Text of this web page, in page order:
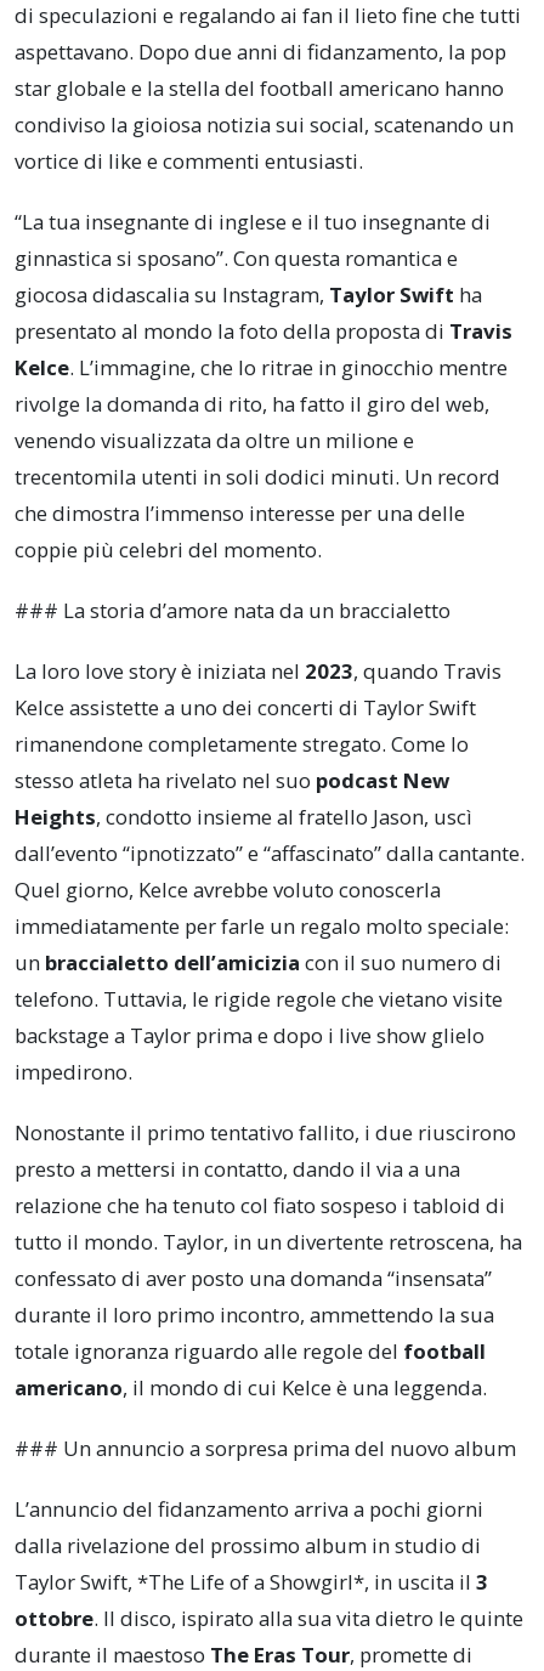
di speculazioni e regalando ai fan il lieto fine che tutti
aspettavano. Dopo due anni di fidanzamento, la pop
star globale e la stella del football americano hanno
condiviso la gioiosa notizia sui social, scatenando un
vortice di like e commenti entusiasti.
“La tua insegnante di inglese e il tuo insegnante di
ginnastica si sposano”. Con questa romantica e
giocosa didascalia su Instagram, Taylor Swift ha
presentato al mondo la foto della proposta di Travis
Kelce. L’immagine, che lo ritrae in ginocchio mentre
rivolge la domanda di rito, ha fatto il giro del web,
venendo visualizzata da oltre un milione e
trecentomila utenti in soli dodici minuti. Un record
che dimostra l’immenso interesse per una delle
coppie più celebri del momento.
### La storia d’amore nata da un braccialetto
La loro love story è iniziata nel 2023, quando Travis
Kelce assistette a uno dei concerti di Taylor Swift
rimanendone completamente stregato. Come lo
stesso atleta ha rivelato nel suo podcast New
Heights, condotto insieme al fratello Jason, uscì
dall’evento “ipnotizzato” e “affascinato” dalla cantante.
Quel giorno, Kelce avrebbe voluto conoscerla
immediatamente per farle un regalo molto speciale:
un braccialetto dell’amicizia con il suo numero di
telefono. Tuttavia, le rigide regole che vietano visite
backstage a Taylor prima e dopo i live show glielo
impedirono.
Nonostante il primo tentativo fallito, i due riuscirono
presto a mettersi in contatto, dando il via a una
relazione che ha tenuto col fiato sospeso i tabloid di
tutto il mondo. Taylor, in un divertente retroscena, ha
confessato di aver posto una domanda “insensata”
durante il loro primo incontro, ammettendo la sua
totale ignoranza riguardo alle regole del football
americano, il mondo di cui Kelce è una leggenda.
### Un annuncio a sorpresa prima del nuovo album
L’annuncio del fidanzamento arriva a pochi giorni
dalla rivelazione del prossimo album in studio di
Taylor Swift, *The Life of a Showgirl*, in uscita il 3
ottobre. Il disco, ispirato alla sua vita dietro le quinte
durante il maestoso The Eras Tour, promette di